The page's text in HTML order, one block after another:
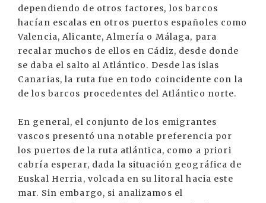
dependiendo de otros factores, los barcos
hacían escalas en otros puertos españoles como
Valencia, Alicante, Almería o Málaga, para
recalar muchos de ellos en Cádiz, desde donde
se daba el salto al Atlántico. Desde las islas
Canarias, la ruta fue en todo coincidente con la
de los barcos procedentes del Atlántico norte.
En general, el conjunto de los emigrantes
vascos presentó una notable preferencia por
los puertos de la ruta atlántica, como a priori
cabría esperar, dada la situación geográfica de
Euskal Herria, volcada en su litoral hacia este
mar. Sin embargo, si analizamos el